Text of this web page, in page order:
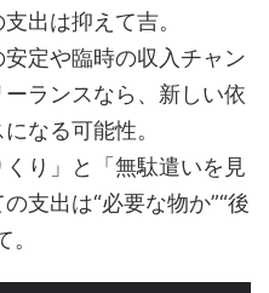
出は抑えて吉。
定や臨時の収入チャン
ランスなら、新しい依
なる可能性。
り」と「無駄遣いを見
支出は“必要な物か”“後